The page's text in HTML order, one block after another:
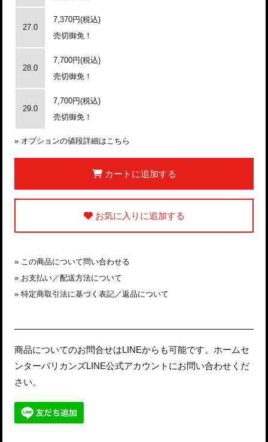
27.0
7,370円(税込)
売切御免！
28.0
7,700円(税込)
売切御免！
29.0
7,700円(税込)
売切御免！
» オプションの値段詳細はこちら
カートに追加する
お気に入りに追加する
» この商品について問い合わせる
» お支払い／配送方法について
» 特定商取引法に基づく表記／返品について
商品についてのお問合せはLINEからも可能です。ホームセ
ンターバリカンズLINE公式アカウントにお問い合わせくだ
さい。